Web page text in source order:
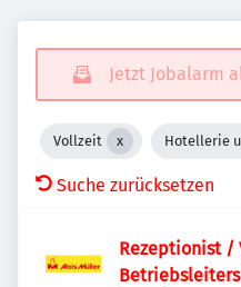
Jetzt Jobalarm
Vollzeit Hotellerie
Suche zurücksetzen
Rezeptionist /